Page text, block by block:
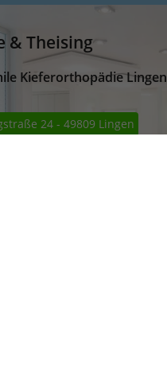
& Theising
Kieferorthopädie Lingen
24 - 49809 Lingen